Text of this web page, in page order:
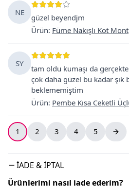
NE
güzel beyendjm
Ürün: Füme Nakışlı Kot Mont
SY
tam oldu kumaşı da
çok daha güzel bu kadar şık
beklememiştim
Ürün: Pembe Kısa Ceketli
1 2 3 4 5
İADE & İPTAL
Ürünlerimi nasıl iade ederim?